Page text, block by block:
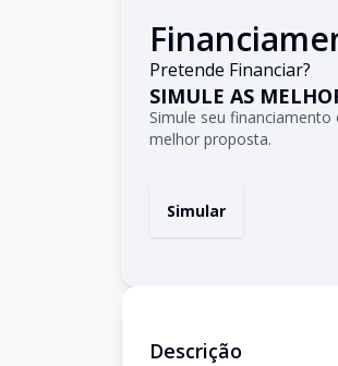
Pretende Financiar?
SIMULE AS
Simule seu
melhor proposta.
Simular
Descrição